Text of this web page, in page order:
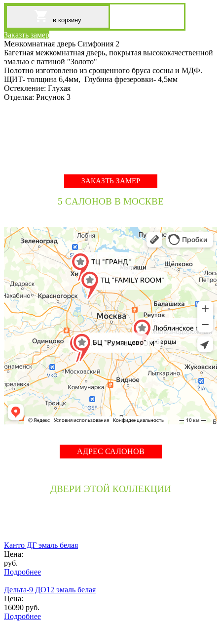
в корзину
Заказть замер
Межкомнатная дверь Симфония 2
Багетная межкомнатная дверь, покрытая высококачественной
эмалью с патиной "Золото"
Полотно изготовлено из срощенного бруса сосны и МДФ.
ЩИТ- толщина 6,4мм, Глубина фрезеровки- 4,5мм
Остекление: Глухая
Отделка: Рисунок 3
ЗАКАЗТЬ ЗАМЕР
5 CАЛОНОВ В МОСКВЕ
АДРЕС САЛОНОВ
ДВЕРИ ЭТОЙ КОЛЛЕКЦИИ
Канто ДГ эмаль белая
Цена:
руб.
Подробнее
Дельта-9 ДО12 эмаль белая
Цена:
16090 руб.
Подробнее